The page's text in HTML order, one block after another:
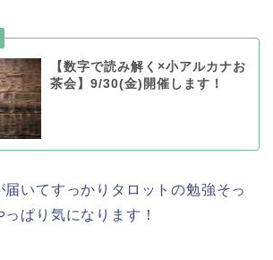
【数字で読み解く×小アルカナお
茶会】9/30(金)開催します！
いてすっかりタロットの勉強そっ
ぱり気になります！